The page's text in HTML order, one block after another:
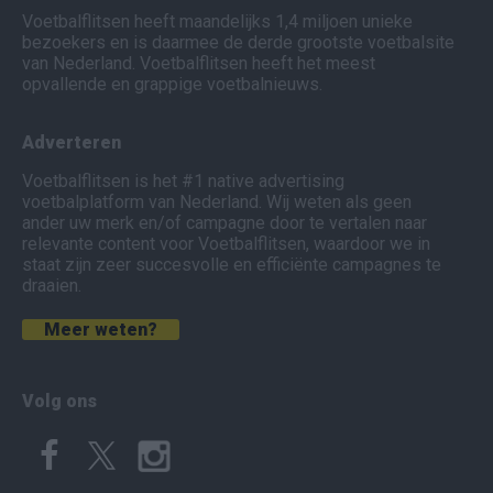
Voetbalflitsen heeft maandelijks 1,4 miljoen unieke
bezoekers en is daarmee de derde grootste voetbalsite
van Nederland. Voetbalflitsen heeft het meest
opvallende en grappige voetbalnieuws.
Adverteren
Voetbalflitsen is het #1 native advertising
voetbalplatform van Nederland. Wij weten als geen
ander uw merk en/of campagne door te vertalen naar
relevante content voor Voetbalflitsen, waardoor we in
staat zijn zeer succesvolle en efficiënte campagnes te
draaien.
Meer weten?
Volg ons